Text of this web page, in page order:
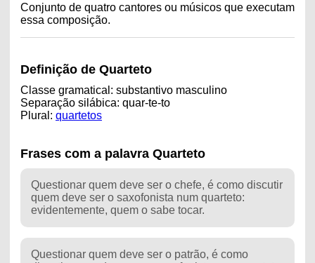
Conjunto de quatro cantores ou músicos que executam
essa composição.
Definição de Quarteto
Classe gramatical: substantivo masculino
Separação silábica: quar-te-to
Plural: quartetos
Frases com a palavra Quarteto
Questionar quem deve ser o chefe, é como discutir
quem deve ser o saxofonista num quarteto:
evidentemente, quem o sabe tocar.
Questionar quem deve ser o patrão, é como